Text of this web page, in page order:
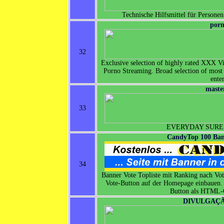
Technische Hilfsmittel für
32
Exclusive selection of highly rated XXX
Porno Streaming. Broad selection of
33
EVERYDAY
34
CandyTop 100
Banner Vote Topliste mit Ranking nach
Vote-Button auf der Homepage
Button als HTML-